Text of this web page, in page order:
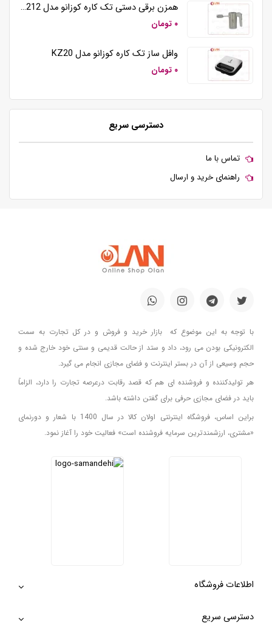
همزن برقی دستی تک کاره کوزانو مدل HM212
۰ تومان
وافل ساز تک کاره کوزانو مدل KZ20
۰ تومان
دسترسی سریع
تماس با ما
راهنمای خرید و ارسال
با توجه به این موضوع که بازار خرید و فروش و در کل تجارت به سمت
الکترونیکی بودن می رود، داد و ستد از حالت قدیمی و سنتی خود خارج شده و
حجم وسیعی از آن در بستر اینترنت و فضای مجازی انجام می گیرد.
هر تولیدکننده و فروشنده ای هم که قصد رقابت درعرصه تجارت را دارد، الزاماً
باید در فضای مجازی حرفی برای گفتن داشته باشد.
براین اساس، فروشگاه اینترنتی اولان کالا در سال 1400 با شعار و دورنمای
«مشتری، ارزشمندترین سرمایه فروشنده است» فعالیت خود را آغاز نمود.
اطلاعات فروشگاه
دسترسی سریع